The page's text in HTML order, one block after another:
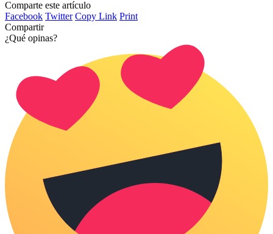
Comparte este artículo
Facebook Twitter Copy Link Print
Compartir
¿Qué opinas?